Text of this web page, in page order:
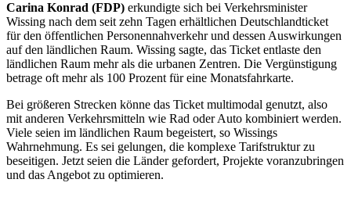
Carina Konrad (FDP) erkundigte sich bei Verkehrsminister
Wissing nach dem seit zehn Tagen erhältlichen Deutschlandticket
für den öffentlichen Personennahverkehr und dessen Auswirkungen
auf den ländlichen Raum. Wissing sagte, das Ticket entlaste den
ländlichen Raum mehr als die urbanen Zentren. Die Vergünstigung
betrage oft mehr als 100 Prozent für eine Monatsfahrkarte.
Bei größeren Strecken könne das Ticket multimodal genutzt, also
mit anderen Verkehrsmitteln wie Rad oder Auto kombiniert werden.
Viele seien im ländlichen Raum begeistert, so Wissings
Wahrnehmung. Es sei gelungen, die komplexe Tarifstruktur zu
beseitigen. Jetzt seien die Länder gefordert, Projekte voranzubringen
und das Angebot zu optimieren.